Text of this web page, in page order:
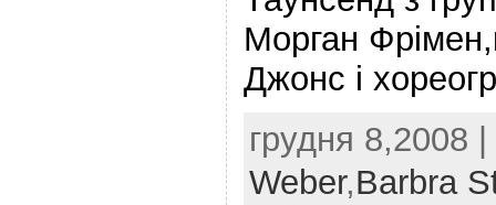
Морган
Джонс і
грудня 8,2008
Weber,Barbra